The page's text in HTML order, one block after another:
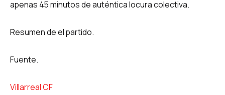
apenas 45 minutos de auténtica locura colectiva.
Resumen de el partido.
Fuente.
Villarreal CF